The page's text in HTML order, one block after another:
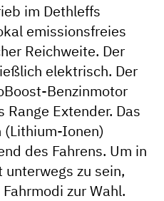
quer über der Sitzbank
mit PVC Belag
im Dethleffs
emissionsfreies
Reichweite. Der
elektrisch. Der
Benzinmotor
Extender. Das
Ionen)
des Fahrens. Um in
zu sein,
zur Wahl.